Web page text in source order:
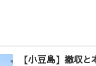
【小豆島】撤収